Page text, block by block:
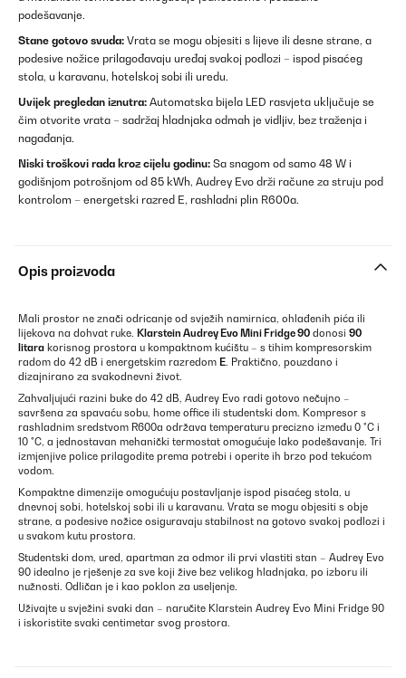
podešavanje.
Stane gotovo svuda: Vrata se mogu objesiti s lijeve ili desne strane, a
podesive nožice prilagođavaju uređaj svakoj podlozi – ispod pisaćeg
stola, u karavanu, hotelskoj sobi ili uredu.
Uvijek pregledan iznutra: Automatska bijela LED rasvjeta uključuje se
čim otvorite vrata – sadržaj hladnjaka odmah je vidljiv, bez traženja i
nagađanja.
Niski troškovi rada kroz cijelu godinu: Sa snagom od samo 48 W i
godišnjom potrošnjom od 85 kWh, Audrey Evo drži račune za struju pod
kontrolom – energetski razred E, rashladni plin R600a.
Opis proizvoda
Mali prostor ne znači odricanje od svježih namirnica, ohlađenih pića ili
lijekova na dohvat ruke. Klarstein Audrey Evo Mini Fridge 90 donosi 90
litara korisnog prostora u kompaktnom kućištu – s tihim kompresorskim
radom do 42 dB i energetskim razredom E. Praktično, pouzdano i
dizajnirano za svakodnevni život.
Zahvaljujući razini buke do 42 dB, Audrey Evo radi gotovo nečujno –
savršena za spavaću sobu, home office ili studentski dom. Kompresor s
rashladnim sredstvom R600a održava temperaturu precizno između 0 °C i
10 °C, a jednostavan mehanički termostat omogućuje lako podešavanje. Tri
izmjenjive police prilagodite prema potrebi i operite ih brzo pod tekućom
vodom.
Kompaktne dimenzije omogućuju postavljanje ispod pisaćeg stola, u
dnevnoj sobi, hotelskoj sobi ili u karavanu. Vrata se mogu objesiti s obje
strane, a podesive nožice osiguravaju stabilnost na gotovo svakoj podlozi i
u svakom kutu prostora.
Studentski dom, ured, apartman za odmor ili prvi vlastiti stan – Audrey Evo
90 idealno je rješenje za sve koji žive bez velikog hladnjaka, po izboru ili
nužnosti. Odličan je i kao poklon za useljenje.
Uživajte u svježini svaki dan – naručite Klarstein Audrey Evo Mini Fridge 90
i iskoristite svaki centimetar svog prostora.